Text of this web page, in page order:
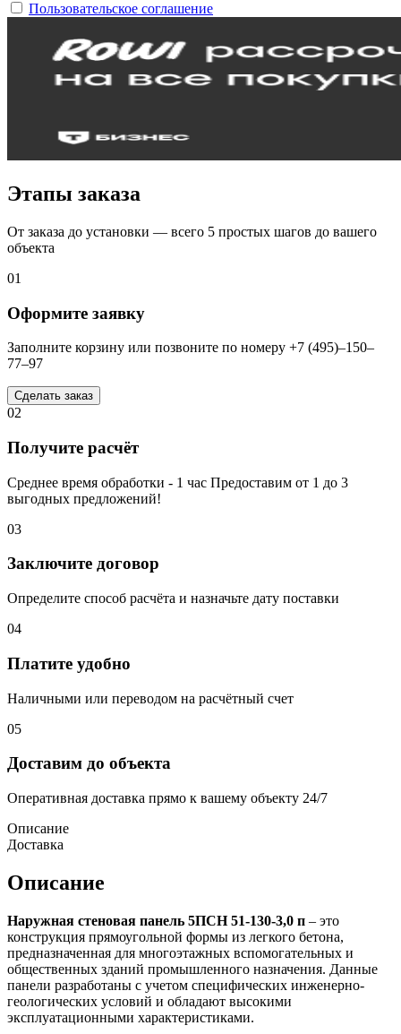
Пользовательское соглашение
Этапы заказа
От заказа до установки — всего 5 простых шагов до вашего
объекта
01
Оформите заявку
Заполните корзину или позвоните по номеру +7 (495)–150–
77–97
Сделать заказ
02
Получите расчёт
Среднее время обработки - 1 час Предоставим от 1 до 3
выгодных предложений!
03
Заключите договор
Определите способ расчёта и назначьте дату поставки
04
Платите удобно
Наличными или переводом на расчётный счет
05
Доставим до объекта
Оперативная доставка прямо к вашему объекту 24/7
Описание
Доставка
Описание
Наружная стеновая панель 5ПСН 51-130-3,0 п – это
конструкция прямоугольной формы из легкого бетона,
предназначенная для многоэтажных вспомогательных и
общественных зданий промышленного назначения. Данные
панели разработаны с учетом специфических инженерно-
геологических условий и обладают высокими
эксплуатационными характеристиками.